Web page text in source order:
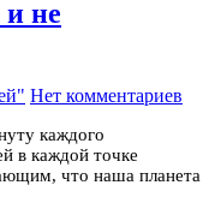
и не
Нет комментариев
каждого
в каждой точке
что наша планета